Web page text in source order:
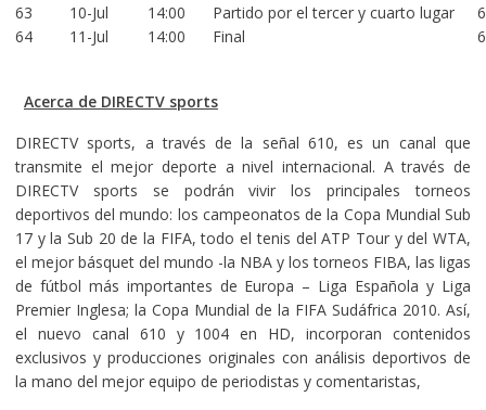
63 10-Jul 14:00 Partido por el tercer y cuarto lugar
64
11-Jul 14:00 Final
Acerca de DIRECTV sports
DIRECTV sports, a través de la señal 610, es un canal que
transmite el mejor deporte a nivel internacional. A través de
DIRECTV sports se podrán vivir los principales torneos
deportivos del mundo: los campeonatos de la Copa Mundial Sub
17 y la Sub 20 de la FIFA, todo el tenis del ATP Tour y del WTA,
el mejor básquet del mundo -la NBA y los torneos FIBA, las ligas
de fútbol más importantes de Europa – Liga Española y Liga
Premier Inglesa; la Copa Mundial de la FIFA Sudáfrica 2010. Así,
el nuevo canal 610 y 1004 en HD, incorporan contenidos
exclusivos y producciones originales con análisis deportivos de
la mano del mejor equipo de periodistas y comentaristas,